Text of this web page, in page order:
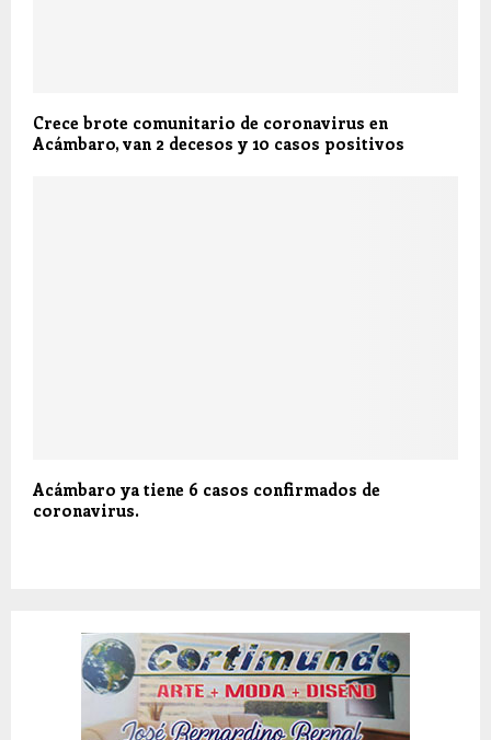
Crece brote comunitario de coronavirus en
Acámbaro, van 2 decesos y 10 casos positivos
Acámbaro ya tiene 6 casos confirmados de
coronavirus.